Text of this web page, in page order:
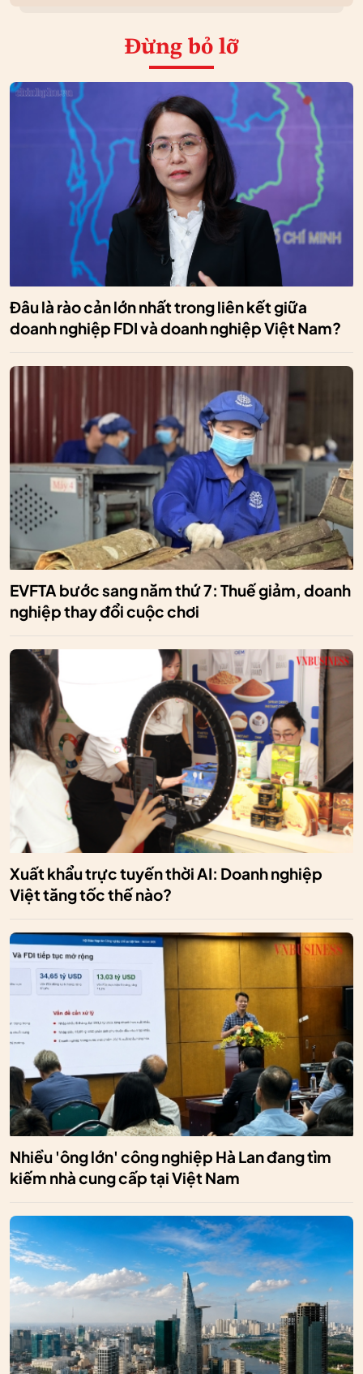
Đừng bỏ lỡ
Đâu là rào cản lớn nhất trong liên kết giữa
doanh nghiệp FDI và doanh nghiệp Việt Nam?
EVFTA bước sang năm thứ 7: Thuế giảm, doanh
nghiệp thay đổi cuộc chơi
Xuất khẩu trực tuyến thời AI: Doanh nghiệp
Việt tăng tốc thế nào?
Nhiều 'ông lớn' công nghiệp Hà Lan đang tìm
kiếm nhà cung cấp tại Việt Nam